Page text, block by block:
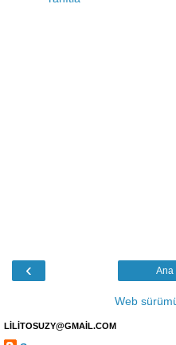
‹ Ana
Web
LİLİTOSUZY@GMAİL.COM